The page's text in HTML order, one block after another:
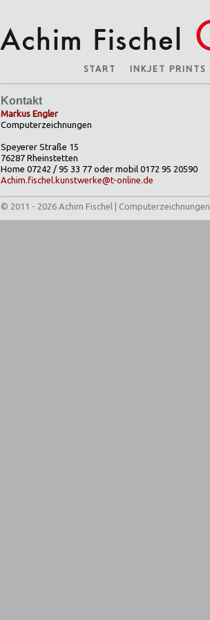
START INKJET PRINTS
Kontakt
Markus Engler
Computerzeichnungen
Speyerer Straße 15
76287 Rheinstetten
Home 07242 / 95 33 77 oder mobil 0172 95 20590
Achim.fischel.kunstwerke@t-online.de
© 2011 - 2026 Achim Fischel | Computerzeichnungen